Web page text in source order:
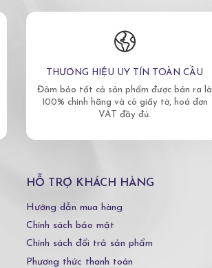
THƯƠNG HIỆU UY TÍN TOÀN CẦU
Đảm bảo tất cả sản phẩm được bán ra là
100% chính hãng và có giấy tờ, hoá đơn
VAT đầy đủ.
HỖ TRỢ KHÁCH HÀNG
Hướng dẫn mua hàng
Chính sách bảo mật
Chính sách đổi trả sản phẩm
Phương thức thanh toán